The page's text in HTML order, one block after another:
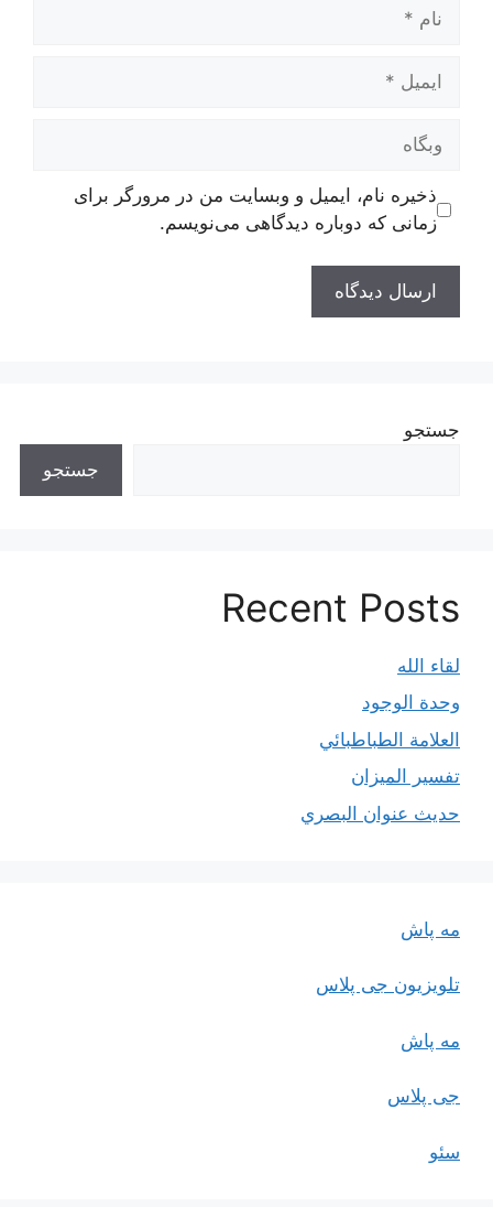
ایمیل
وبگاه
ذخیره نام، ایمیل و وبسایت من در مرورگر برای
زمانی که دوباره دیدگاهی می‌نویسم.
جستجو
جستجو
Recent Posts
لقاء الله
وحدة الوجود
العلامة الطباطبائي
تفسير الميزان
حديث عنوان البصري
مه پاش
تلویزیون جی پلاس
مه پاش
جی پلاس
سئو